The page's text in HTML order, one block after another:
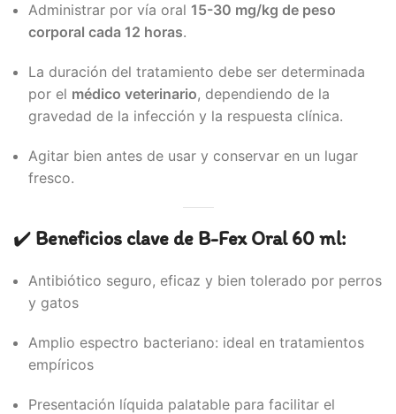
Administrar por vía oral 15-30 mg/kg de peso
corporal cada 12 horas.
La duración del tratamiento debe ser determinada
por el médico veterinario, dependiendo de la
gravedad de la infección y la respuesta clínica.
Agitar bien antes de usar y conservar en un lugar
fresco.
✔️ Beneficios clave de B-Fex Oral 60 ml:
Antibiótico seguro, eficaz y bien tolerado por perros
y gatos
Amplio espectro bacteriano: ideal en tratamientos
empíricos
Presentación líquida palatable para facilitar el